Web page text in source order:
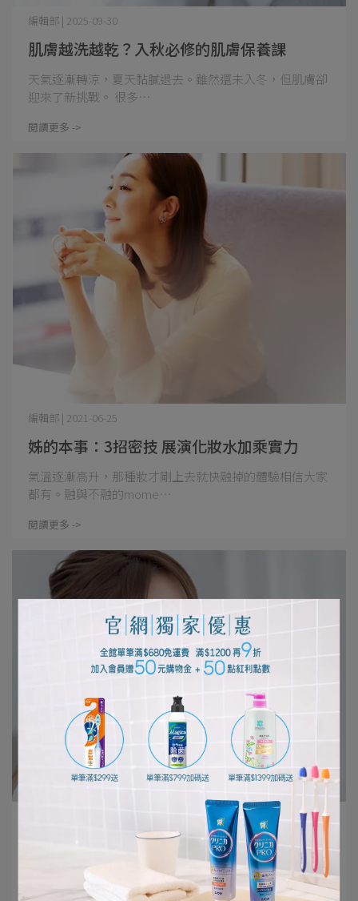
肌膚越洗越乾？入秋必修的肌膚保養課
編輯部 | 2025-09-30
天氣逐漸轉涼，夏天黏膩退去。雖然還未入冬，但肌膚卻
迎來了新挑戰。 很多⋯
閱讀更多 ->
姊的本事：3招密技 展演化妝水加乘實力
編輯部 | 2021-06-25
氣溫逐漸高升，那種妝才剛上去就快融掉的體驗相信大家
都有。融與不融的mome⋯
閱讀更多 ->
透明感美肌養成法
春季總算來臨，我們所穿著的服裝在顏色和材質上都變得
輕薄，露出來的肌膚面積相⋯